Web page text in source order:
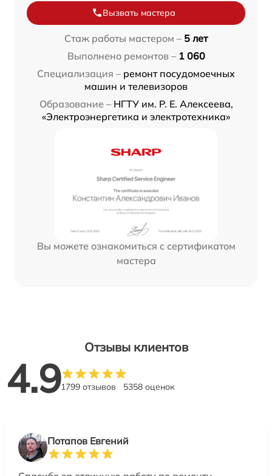
Вызвать мастера
Стаж работы мастером – 5 лет
Выполнено ремонтов – 1 060
Специализация – ремонт посудомоечных
машин и телевизоров
Образование – НГТУ им. Р. Е. Алексеева,
«Электроэнергетика и электротехника»
Вы можете ознакомиться с сертификатом
мастера
Отзывы клиентов
4.91799 отзывов 5358 оценок
Потапов Евгений